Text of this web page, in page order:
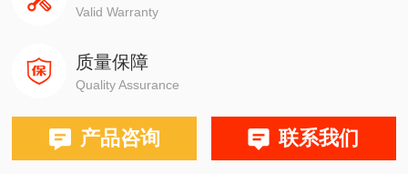
Valid Warranty
质量保障
Quality Assurance
产品咨询 联系我们